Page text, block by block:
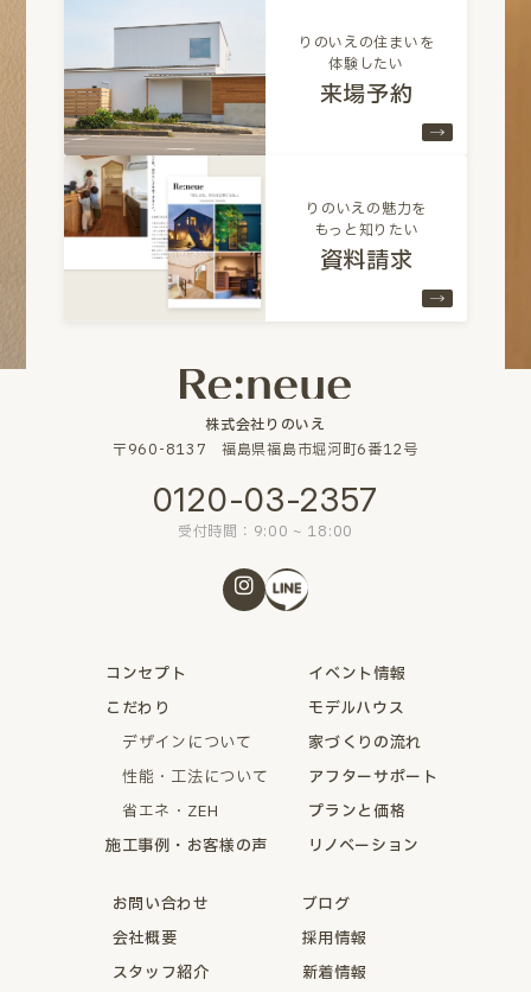
りのいえの住まいを
体験したい
来場予約
りのいえの魅力を
もっと知りたい
資料請求
株式会社りのいえ
〒960-8137 福島県福島市堀河町6番12号
0120-03-2357
受付時間：9:00 ~ 18:00
コンセプト
こだわり
デザインについて
性能・工法について
省エネ・ZEH
施工事例・お客様の声
イベント情報
モデルハウス
家づくりの流れ
アフターサポート
プランと価格
リノベーション
お問い合わせ
会社概要
スタッフ紹介
ブログ
採用情報
新着情報